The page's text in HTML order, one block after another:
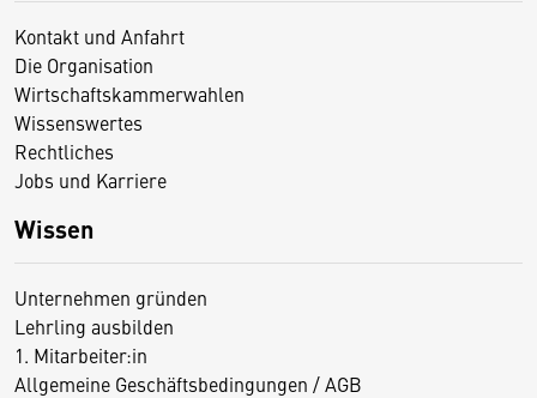
Kontakt und Anfahrt
Die Organisation
Wirtschaftskammerwahlen
Wissenswertes
Rechtliches
Jobs und Karriere
Wissen
Unternehmen gründen
Lehrling ausbilden
1. Mitarbeiter:in
Allgemeine Geschäftsbedingungen / AGB